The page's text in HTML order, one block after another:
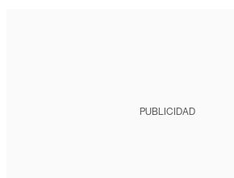
PUBLICIDAD